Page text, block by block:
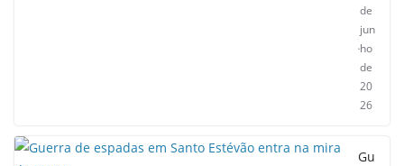
de
jun
ho
de
20
26
Gu